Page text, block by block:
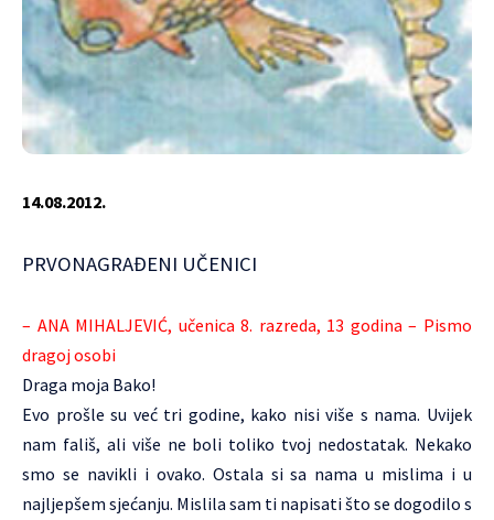
14.08.2012.
PRVONAGRAĐENI UČENICI
– ANA MIHALJEVIĆ, učenica 8. razreda, 13 godina – Pismo
dragoj osobi
Draga moja Bako!
Evo prošle su već tri godine, kako nisi više s nama. Uvijek
nam fališ, ali više ne boli toliko tvoj nedostatak. Nekako
smo se navikli i ovako. Ostala si sa nama u mislima i u
najljepšem sjećanju. Mislila sam ti napisati što se dogodilo s